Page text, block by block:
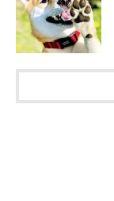
いぬのきもちweb
あまりの独占っぷ